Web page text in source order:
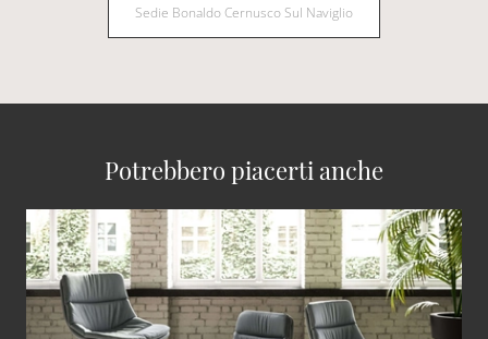
Sedie Bonaldo Cernusco Sul Naviglio
Potrebbero piacerti anche